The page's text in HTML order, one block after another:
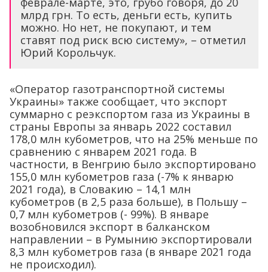
млрд грн. То есть, деньги есть, купить
можно. Но нет, не покупают, и тем
ставят под риск всю систему», – отметил
Юрий Корольчук.
«Оператор газотранспортной системы
Украины» также сообщает, что экспорт
суммарно с реэкспортом газа из Украины в
страны Европы за январь 2022 составил
178,0 млн кубометров, что на 25% меньше по
сравнению с январем 2021 года. В
частности, в Венгрию было экспортировано
155,0 млн кубометров газа (-7% к январю
2021 года), в Словакию – 14,1 млн
кубометров (в 2,5 раза больше), в Польшу –
0,7 млн кубометров (- 99%). В январе
возобновился экспорт в балканском
направлении – в Румынию экспортировали
8,3 млн кубометров газа (в январе 2021 года
не происходил).